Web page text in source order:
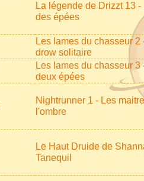
La légende de Drizzt 13 -
des épées
Les lames du chasseur 2
drow solitaire
Les lames du chasseur 3
deux épées
Nightrunner 1 - Les
l'ombre
Le Haut Druide de
Tanequil